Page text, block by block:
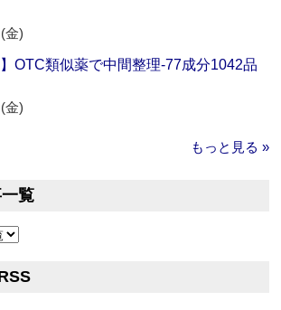
金)
】OTC類似薬で中間整理‐77成分1042品
金)
もっと見る »
覧